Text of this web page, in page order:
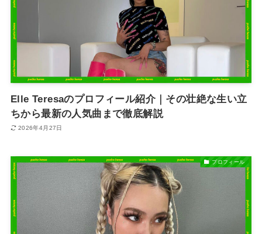
Elle Teresaのプロフィール紹介｜その壮絶な生い立
ちから最新の人気曲まで徹底解説
2026年4月27日
プロフィール